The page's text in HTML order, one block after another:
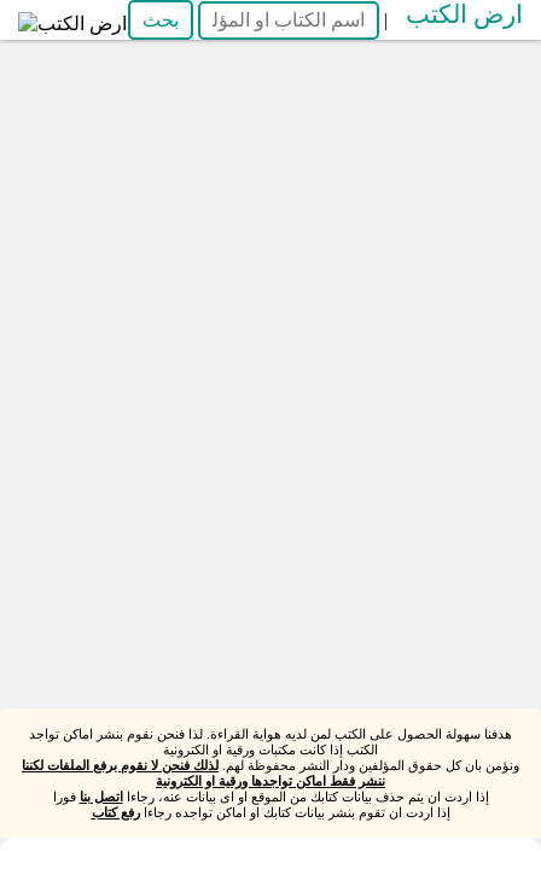
ارض الكتب |
هدفنا سهولة الحصول على الكتب لمن لديه هواية القراءة. لذا فنحن نقوم بنشر اماكن تواجد
الكتب إذا كانت مكتبات ورقية او الكترونية
ونؤمن بان كل حقوق المؤلفين ودار النشر محفوظة لهم. لذلك فنحن لا نقوم برفع الملفات لكننا
ننشر فقط اماكن تواجدها ورقية او الكترونية
إذا اردت ان يتم حذف بيانات كتابك من الموقع او اى بيانات عنه، رجاءااتصل بنا فورا
إذا اردت ان تقوم بنشر بيانات كتابك او اماكن تواجده رجاءارفع كتاب